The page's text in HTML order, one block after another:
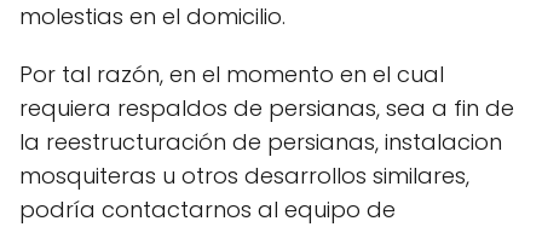
molestias en el domicilio.
Por tal razón, en el momento en el cual
requiera respaldos de persianas, sea a fin de
la reestructuración de persianas, instalacion
mosquiteras u otros desarrollos similares,
podría contactarnos al equipo de